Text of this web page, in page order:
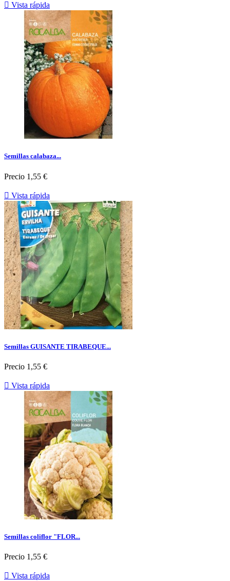
 Vista rápida
Semillas calabaza...
Precio 1,55 €
 Vista rápida
Semillas GUISANTE TIRABEQUE...
Precio 1,55 €
 Vista rápida
Semillas coliflor "FLOR...
Precio 1,55 €
 Vista rápida